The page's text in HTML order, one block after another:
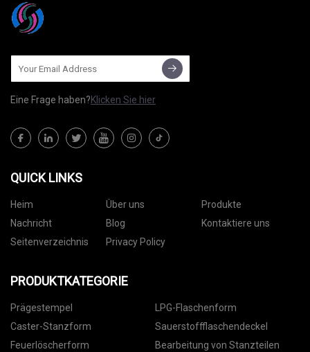
Eine Frage haben?Klicken Sie hier
QUICK LINKS
Heim Über uns
Produkte
Nachricht
Blog
Kontaktiere uns
Seitenverzeichnis
Privacy Policy
PRODUKTKATEGORIE
Prägestempel
LPG-Flaschenform
Caster-Stanzform
Sauerstoffflaschendeckel
Feuerlöscherform
Bearbeitung von Stanzteilen